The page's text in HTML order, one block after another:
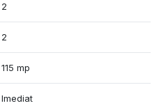
si centre comerciale
2
2
115 mp
Imediat